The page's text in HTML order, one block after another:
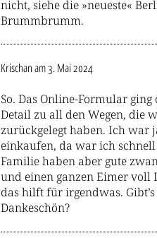
nicht, siehe die »neueste«
Brummbrumm.
Krischanam 3. Mai 2024
So. Das Online-Formular
Detail zu all den Wegen, die
zurückgelegt haben. Ich war
einkaufen, da war ich
Familie haben aber gute
und einen ganzen Eimer voll
das hilft für irgendwas.
Dankeschön?